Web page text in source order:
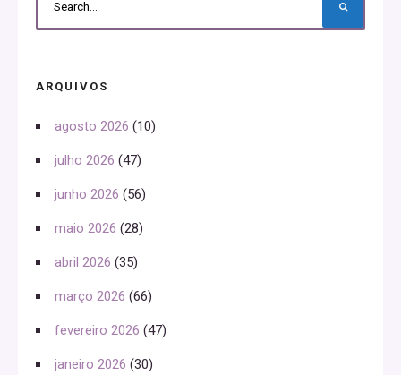
ARQUIVOS
agosto 2026 (10)
julho 2026 (47)
junho 2026 (56)
maio 2026 (28)
abril 2026 (35)
março 2026 (66)
fevereiro 2026 (47)
janeiro 2026 (30)